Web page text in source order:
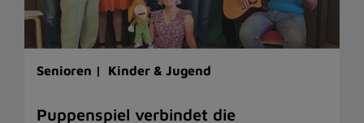
Senioren | Kinder & Jugend
Puppenspiel verbindet die